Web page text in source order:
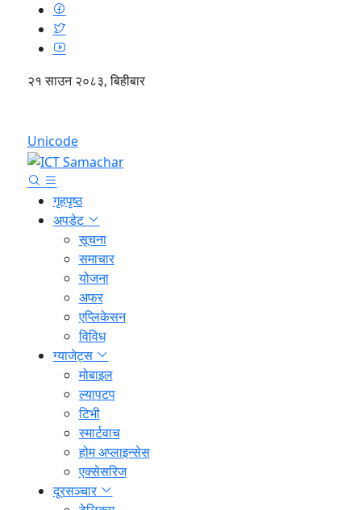
२१ साउन २०८३, बिहीबार
Unicode
गृहपृष्ठ
अपडेट
सूचना
समाचार
योजना
अफर
एप्लिकेसन
विविध
ग्याजेट्स
मोबाइल
ल्यापटप
टिभी
स्मार्टवाच
होम अप्लाइन्सेस
एक्सेसरिज
दूरसञ्चार